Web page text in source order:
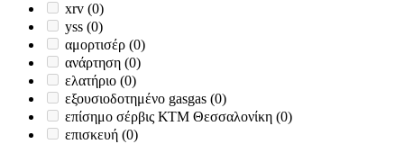
xrv (0)
yss (0)
αμορτισέρ (0)
ανάρτηση (0)
ελατήριο (0)
εξουσιοδοτημένο gasgas (0)
επίσημο σέρβις ΚΤΜ Θεσσαλονίκη (0)
επισκευή (0)